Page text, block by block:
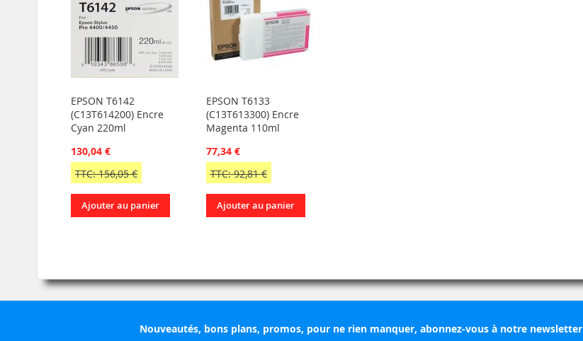
EPSON T6142
(C13T614200) Encre
Cyan 220ml
130,04 €
TTC: 156,05 €
Ajouter au panier
EPSON T6133
(C13T613300) Encre
Magenta 110ml
77,34 €
TTC: 92,81 €
Ajouter au panier
Nouveautés, bons plans, promos, pour ne rien manquer, abonnez-vous à notre newsletter